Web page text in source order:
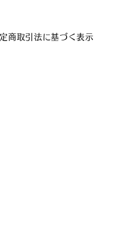
商取引法に基づく表示